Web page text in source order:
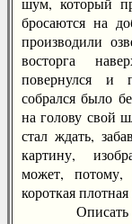
бросаются на
производили
восторга
повернулся и
собрался было
на голову свой
стал ждать,
картину,
может,
короткая
Описать